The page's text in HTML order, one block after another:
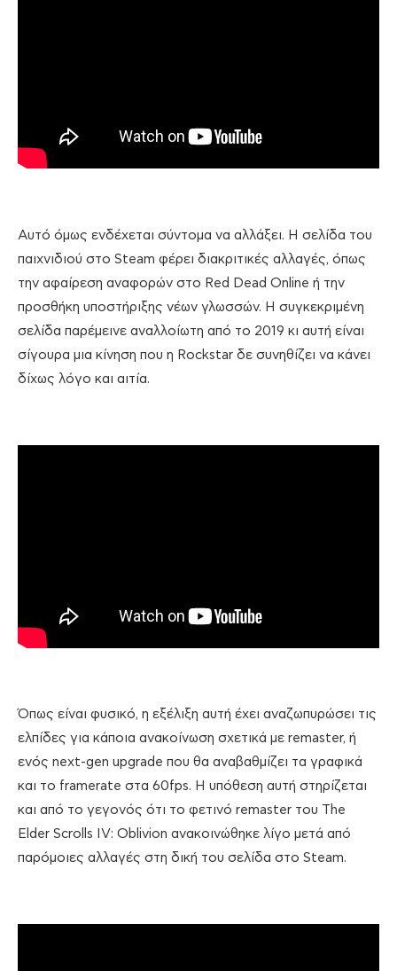
Αυτό όμως ενδέχεται σύντομα να αλλάξει. Η σελίδα του
παιχνιδιού στο Steam φέρει διακριτικές αλλαγές, όπως
την αφαίρεση αναφορών στο Red Dead Online ή την
προσθήκη υποστήριξης νέων γλωσσών. Η συγκεκριμένη
σελίδα παρέμεινε αναλλοίωτη από το 2019 κι αυτή είναι
σίγουρα μια κίνηση που η Rockstar δε συνηθίζει να κάνει
δίχως λόγο και αιτία.
Όπως είναι φυσικό, η εξέλιξη αυτή έχει αναζωπυρώσει τις
ελπίδες για κάποια ανακοίνωση σχετικά με remaster, ή
ενός next-gen upgrade που θα αναβαθμίζει τα γραφικά
και το framerate στα 60fps. Η υπόθεση αυτή στηρίζεται
και από το γεγονός ότι το φετινό remaster του The
Elder Scrolls IV: Oblivion ανακοινώθηκε λίγο μετά από
παρόμοιες αλλαγές στη δική του σελίδα στο Steam.